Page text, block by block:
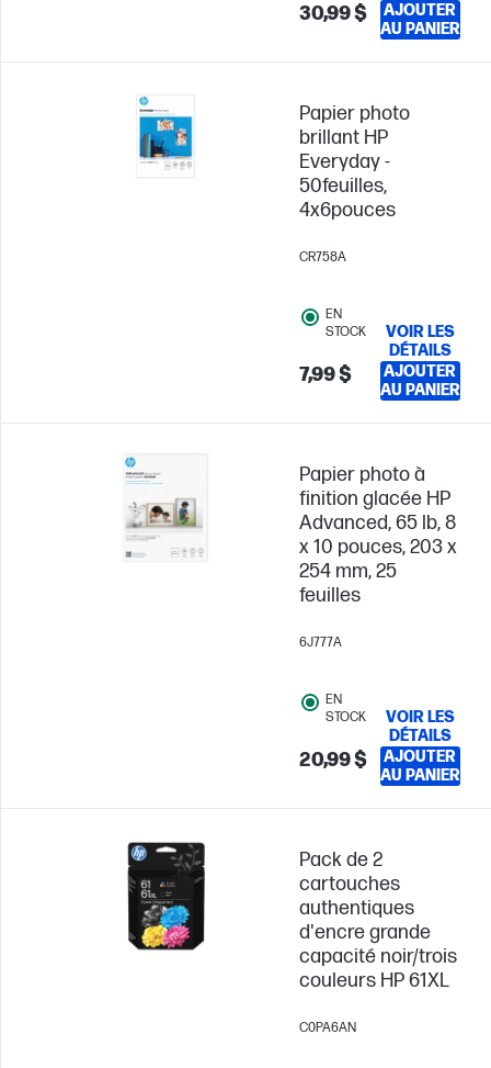
30,99 $
AJOUTER
AU PANIER
Papier photo
brillant HP
Everyday -
50feuilles,
4x6pouces
CR758A
EN
STOCK
7,99 $
VOIR LES
DÉTAILS
AJOUTER
AU PANIER
Papier photo à
finition glacée HP
Advanced, 65 lb, 8
x 10 pouces, 203 x
254 mm, 25
feuilles
6J777A
EN
STOCK
20,99 $
VOIR LES
DÉTAILS
AJOUTER
AU PANIER
Pack de 2
cartouches
authentiques
d'encre grande
capacité noir/trois
couleurs HP 61XL
C0PA6AN